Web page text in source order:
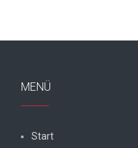
MENÜ
Start